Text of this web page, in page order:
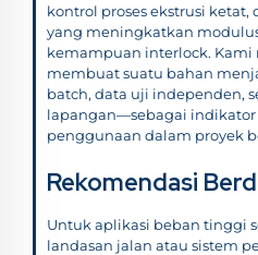
kontrol proses ekstrusi ketat,
yang meningkatkan
kemampuan interlock.
membuat suatu bahan
batch, data uji independen,
lapangan—sebagai indikator
penggunaan dalam proyek
Rekomendasi
Untuk aplikasi beban tinggi
landasan jalan atau sistem